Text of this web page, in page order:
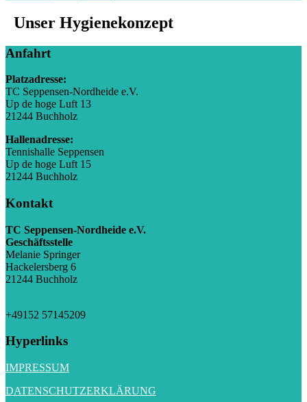
Unser Hygienekonzept
Anfahrt
Platzadresse:
TC Seppensen-Nordheide e.V.
Up de hoge Luft 13
21244 Buchholz
Hallenadresse:
Tennishalle Seppensen
Up de hoge Luft 15
21244 Buchholz
Kontakt
TC Seppensen-Nordheide e.V.
Geschäftsstelle
Melanie Springer
Hackelersberg 6
21244 Buchholz
+49152 57145209
Hyperlinks
IMPRESSUM
DATENSCHUTZERKLÄRUNG